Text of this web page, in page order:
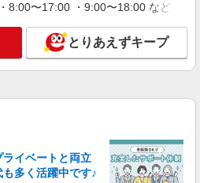
宇都宮支店/ms090101
住宅staff
光市
8:00〜17:00 ・9:00〜18:00 など ※
とりあえずキープ
イベートと両立
多く活躍中です♪